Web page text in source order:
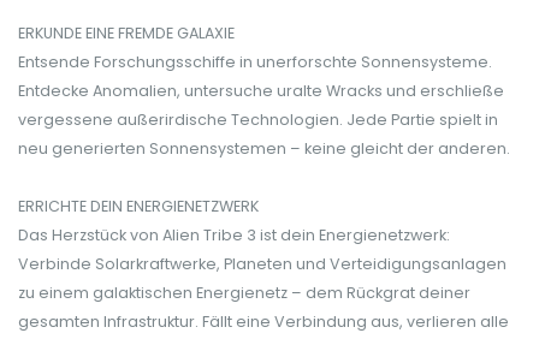
ERKUNDE EINE FREMDE GALAXIE
Entsende Forschungsschiffe in unerforschte Sonnensysteme.
Entdecke Anomalien, untersuche uralte Wracks und erschließe
vergessene außerirdische Technologien. Jede Partie spielt in
neu generierten Sonnensystemen – keine gleicht der anderen.
ERRICHTE DEIN ENERGIENETZWERK
Das Herzstück von Alien Tribe 3 ist dein Energienetzwerk:
Verbinde Solarkraftwerke, Planeten und Verteidigungsanlagen
zu einem galaktischen Energienetz – dem Rückgrat deiner
gesamten Infrastruktur. Fällt eine Verbindung aus, verlieren alle